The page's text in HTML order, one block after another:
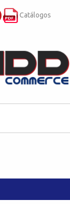
Catálogos